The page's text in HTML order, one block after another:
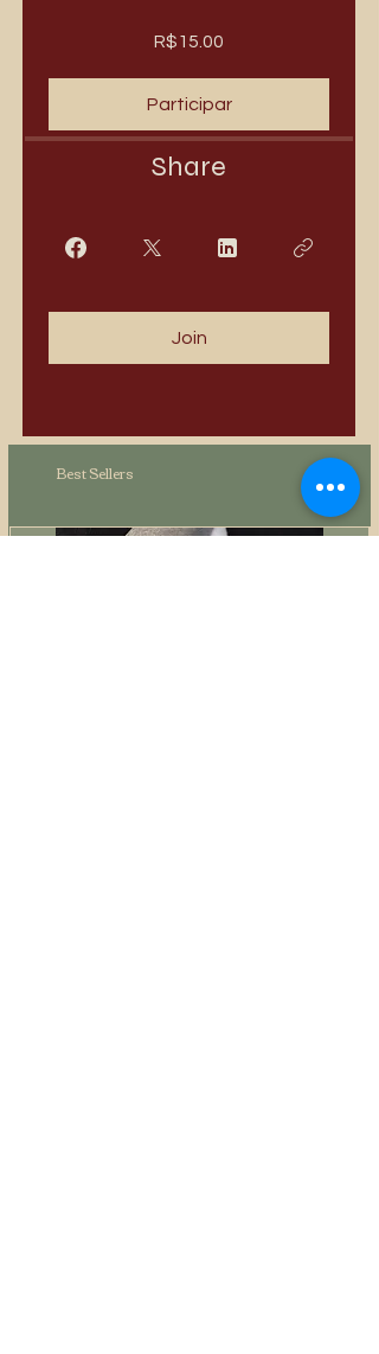
R$15.00
Participar
Share
Join
Best Sellers